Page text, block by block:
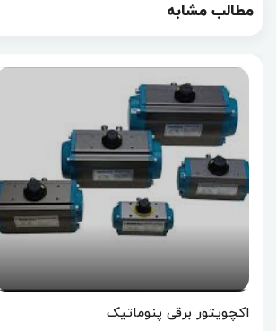
مطالب مشابه
اکچویتور برقی پنوماتیک